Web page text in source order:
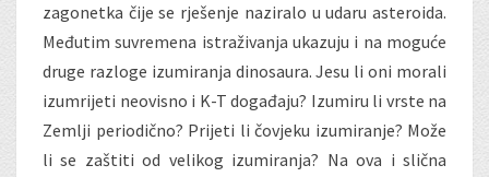
zagonetka čije se rješenje naziralo u udaru asteroida.
Međutim suvremena istraživanja ukazuju i na moguće
druge razloge izumiranja dinosaura. Jesu li oni morali
izumrijeti neovisno i K-T događaju? Izumiru li vrste na
Zemlji periodično? Prijeti li čovjeku izumiranje? Može
li se zaštiti od velikog izumiranja? Na ova i slična